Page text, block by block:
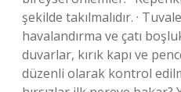
şekilde takılmalıdır. ·
havalandırma ve çatı
duvarlar, kırık kapı ve
düzenli olarak kontrol